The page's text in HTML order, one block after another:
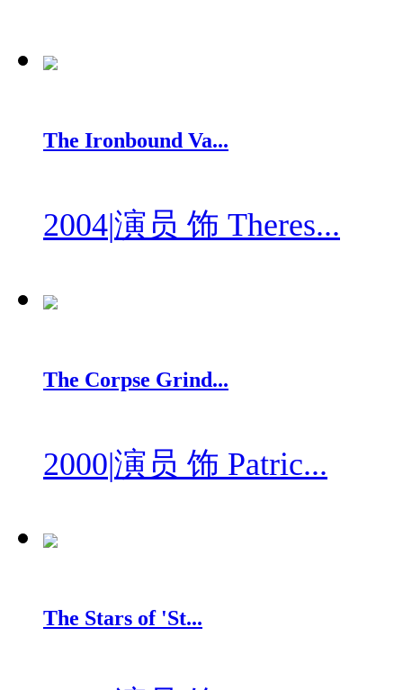
The Ironbound Va...
2004|演员 饰 Theres...
The Corpse Grind...
2000|演员 饰 Patric...
The Stars of 'St...